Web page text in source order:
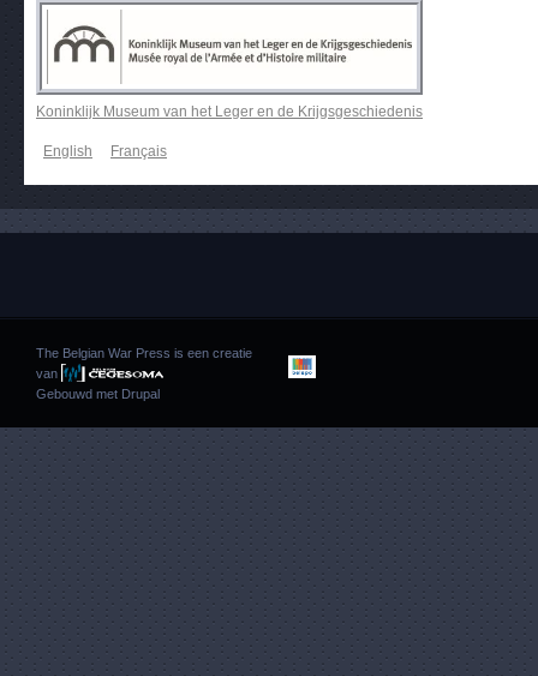
Koninklijk Museum van het Leger en de Krijgsgeschiedenis
English Français
The Belgian War Press is een creatie
van
Gebouwd met Drupal